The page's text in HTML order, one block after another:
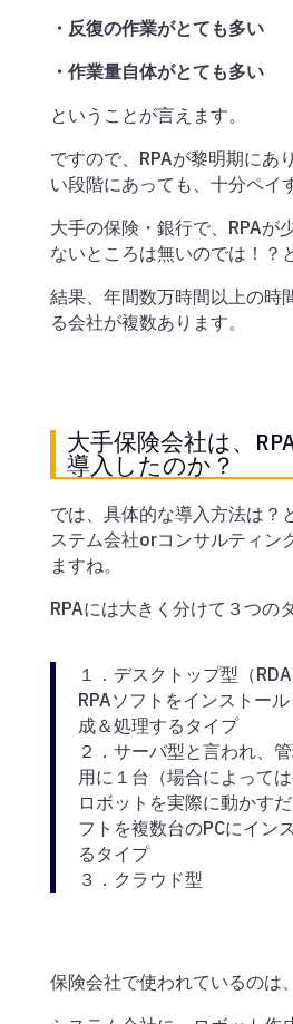
・反復の作業がとても多い
・作業量自体がとても多い
ということが言えます。
ですので、RPAが黎明期にあ
い段階にあっても、十分ペイ
大手の保険・銀行で、RPAが
ないところは無いのでは！？
結果、年間数万時間以上の時
る会社が複数あります。
大手保険会社は、
導入したのか？
では、具体的な導入方法は？
ステム会社orコンサルティン
ますね。
RPAには大きく分けて３つの
１．デスクトップ型（
RPAソフトをインストー
成＆処理するタイプ
２．サーバ型と言われ、
用に１台（場合によって
ロボットを実際に動かす
フトを複数台のPCにイン
るタイプ
３．クラウド型
保険会社で使われているのは